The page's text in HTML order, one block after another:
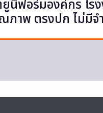
นิฟอร์มองค์กร โร
ภาพ ตรงปก ไม่มีจ